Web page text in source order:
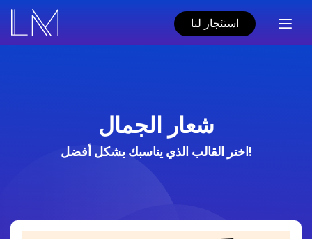
استئجار لنا
شعار الجمال
اختر القالب الذي يناسبك بشكل أفضل!